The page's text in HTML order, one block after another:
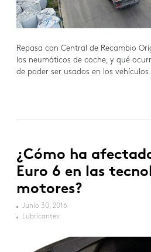
Repasa con Central de Recambio
los neumáticos de coche, y qué
de poder ser usados en los
¿Cómo ha
Euro 6 en las
motores?
Junio 30, 2016
Lubricantes